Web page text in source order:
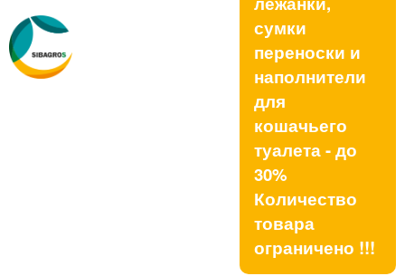
сумки
переноски и
наполнители
для
кошачьего
туалета - до
30%
Количество
товара
ограничено !!!